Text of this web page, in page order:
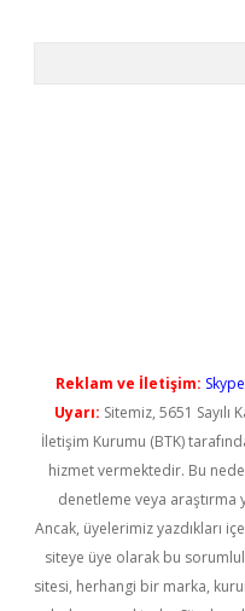
Reklam ve İletişim:
Uyarı: Sitemiz, 5651
İletişim Kurumu (BTK)
hizmet vermektedir. Bu
denetleme veya araştırma
Ancak, üyelerimiz yazdıkları
siteye üye olarak bu
sitesi, herhangi bir marka,